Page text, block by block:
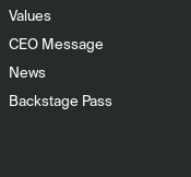
Values
CEO Message
News
Backstage Pass